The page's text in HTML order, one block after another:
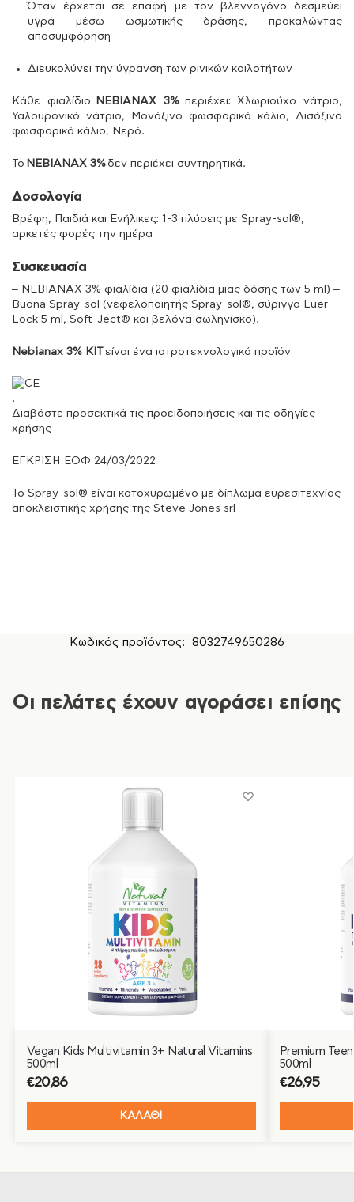
Όταν έρχεται σε επαφή με τον βλεννογόνο δεσμεύει
υγρά μέσω ωσμωτικής δράσης, προκαλώντας
αποσυμφόρηση
Διευκολύνει την ύγρανση των ρινικών κοιλοτήτων
Κάθε φιαλίδιο NEBIANAX 3% περιέχει: Χλωριούχο νάτριο,
Υαλουρονικό νάτριο, Μονόξινο φωσφορικό κάλιο, Δισόξινο
φωσφορικό κάλιο, Νερό.
Το NEBIANAX 3%δεν περιέχει συντηρητικά.
Δοσολογία
Βρέφη, Παιδιά και Ενήλικες: 1-3 πλύσεις με Spray-sol®,
αρκετές φορές την ημέρα
Συσκευασία
– NEBIANAX 3% φιαλίδια (20 φιαλίδια μιας δόσης των 5 ml) –
Buona Spray-sol (νεφελοποιητής Spray-sol®, σύριγγα Luer
Lock 5 ml, Soft-Ject® και βελόνα σωληνίσκο).
Nebianax 3% KIT είναι ένα ιατροτεχνολογικό προϊόν
.
Διαβάστε προσεκτικά τις προειδοποιήσεις και τις οδηγίες
χρήσης
ΕΓΚΡΙΣΗ ΕΟΦ 24/03/2022
Το Spray-sol® είναι κατοχυρωμένο με δίπλωμα ευρεσιτεχνίας
αποκλειστικής χρήσης της Steve Jones srl
Κωδικός προϊόντος: 8032749650286
Οι πελάτες έχουν αγοράσει επίσης
Vegan Kids Multivitamin 3+ Natural Vitamins
500ml
€20,86
ΚΑΛΑΘΙ
Premium
500ml
€26,95